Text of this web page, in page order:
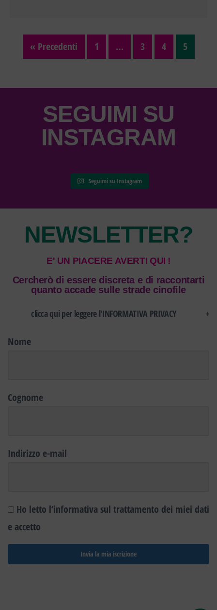
« Precedenti 1 … 3 4 5
SEGUIMI SU
INSTAGRAM
Seguimi su Instagram
NEWSLETTER?
E' UN PIACERE AVERTI QUI !
Cercherò di essere discreta e di raccontarti
quanto accade sulle strade cinofile
clicca qui per leggere l'INFORMATIVA PRIVACY
Nome
Cognome
Indirizzo e-mail
Ho letto l’informativa sul trattamento dei miei dati
e accetto
Invia la mia iscrizione